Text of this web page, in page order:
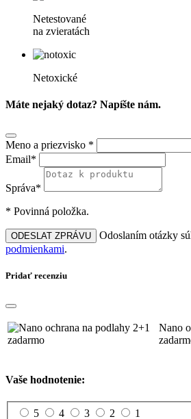
Netestované
na zvieratách
Netoxické
Máte nejaký dotaz? Napíšte nám.
Meno a priezvisko *
Email*
Správa*
* Povinná položka.
ODESLAT ZPRÁVU Odoslaním otázky
podmienkami.
Pridať recenziu
Nano
Vaše hodnotenie:
5 4 3 2
1